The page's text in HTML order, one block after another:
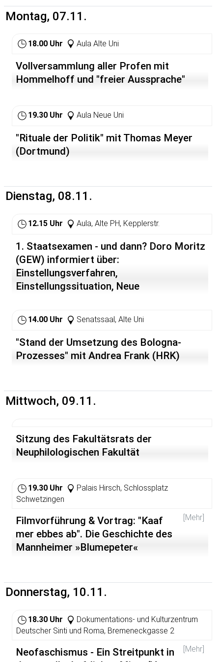
befanden. Wo unterhielten die NSDAP, die SS, die SA ihre
Geschäftsstellen, wo wohnte der Nazibürgermeister?
Schwetzingen? Wo hatten die NS-Verbände, die
Deutsche Arbeitsfront, die NS-Volkswohlfahrt, die
Schwetzingen bildeten diese Agenturen der Verfolgung
ein unübersehbares Netz. Zudem werden bei dem
Spaziergang Häuser und Wohnungen gezeigt, die
Leitung: Frank-Uwe Betz (Teilnahme kostenlos)
Montag, 07.11.
18.00 Uhr Aula Alte Uni
Vollversammlung aller Profen mit
Hommelhoff und "freier Aussprache"
19.30 Uhr Aula Neue Uni
"Rituale der Politik" mit Thomas Meyer
(Dortmund)
Dienstag, 08.11.
12.15 Uhr Aula, Alte PH, Kepplerstr.
1. Staatsexamen - und dann? Doro Moritz
(GEW) informiert über:
Einstellungsverfahren,
Einstellungssituation, Neue
14.00 Uhr Senatssaal, Alte Uni
"Stand der Umsetzung des Bologna-
Prozesses" mit Andrea Frank (HRK)
Mittwoch, 09.11.
Sitzung des Fakultätsrats der
Neuphilologischen Fakultät
19.30 Uhr
Palais Hirsch, Schlossplatz
Schwetzingen
[Mehr]
Filmvorführung & Vortrag: "Kaaf
mer ebbes ab". Die Geschichte des
Mannheimer »Blumepeter«
Donnerstag, 10.11.
18.30 Uhr
Dokumentations- und Kulturzentrum
Deutscher Sinti und Roma, Bremeneckgasse 2
[Mehr]
Neofaschismus - Ein Streitpunkt in